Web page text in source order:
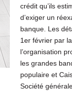
crédit qu’ils
d’exiger un
banque. Les
1er février par
l’organisation
les grandes
populaire et
Société